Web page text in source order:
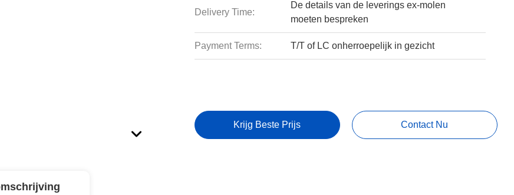
Delivery Time:
De details van de leverings ex-molen
moeten bespreken
Payment Terms: T/T of LC onherroepelijk in gezicht
Krijg Beste Prijs Contact Nu